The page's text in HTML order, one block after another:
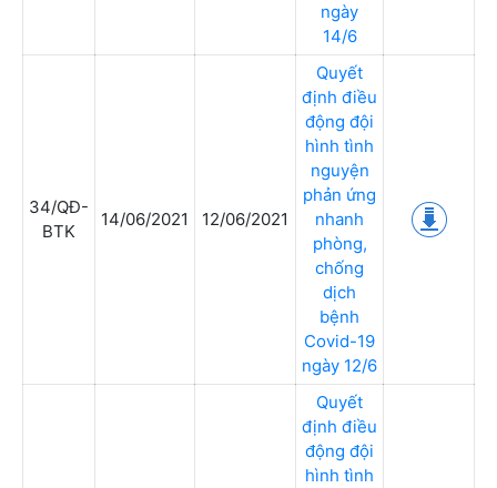
ngày
14/6
34/QĐ-
BTK
14/06/2021 12/06/2021
Quyết
định điều
động đội
hình tình
nguyện
phản ứng
nhanh
phòng,
chống
dịch
bệnh
Covid-19
ngày 12/6
Quyết
định điều
động đội
hình tình